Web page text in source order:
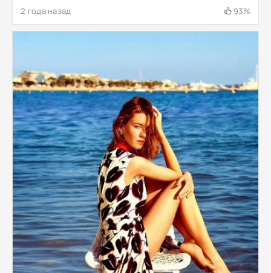
2 года назад 93%